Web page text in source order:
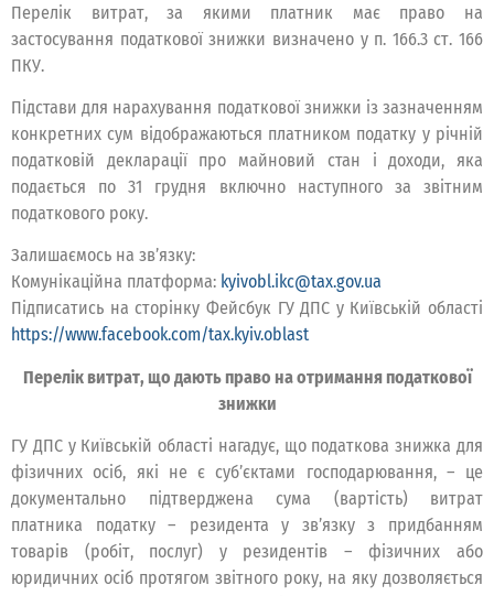
Перелік витрат, за якими платник має право на
застосування податкової знижки визначено у п. 166.3 ст. 166
ПКУ.
Підстави для нарахування податкової знижки із зазначенням
конкретних сум відображаються платником податку у річній
податковій декларації про майновий стан і доходи, яка
подається по 31 грудня включно наступного за звітним
податкового року.
Залишаємось на зв’язку:
Комунікаційна платформа: kyivobl.ikc@tax.gov.ua
Підписатись на сторінку Фейсбук ГУ ДПС у Київській області
https://www.facebook.com/tax.kyiv.oblast
Перелік витрат, що дають право на отримання податкової
знижки
ГУ ДПС у Київській області нагадує, що податкова знижка для
фізичних осіб, які не є суб’єктами господарювання, – це
документально підтверджена сума (вартість) витрат
платника податку – резидента у зв’язку з придбанням
товарів (робіт, послуг) у резидентів – фізичних або
юридичних осіб протягом звітного року, на яку дозволяється